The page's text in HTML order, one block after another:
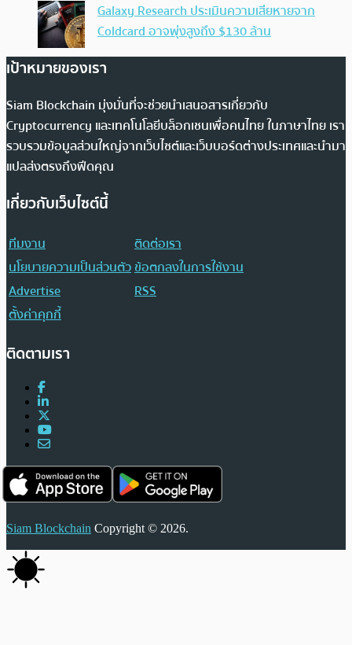
Galaxy Research ประเมินความเสียหายจาก
Coldcard อาจพุ่งสูงถึง $130 ล้าน
เป้าหมายของเรา
Siam Blockchain มุ่งมั่นที่จะช่วยนำเสนอสารเกี่ยวกับ
Cryptocurrency และเทคโนโลยีบล็อกเชนเพื่อคนไทย ในภาษาไทย เรา
รวบรวมข้อมูลส่วนใหญ่จากเว็บไซต์และเว็บบอร์ดต่างประเทศและนำมา
แปลส่งตรงถึงฟีดคุณ
เกี่ยวกับเว็บไซต์นี้
ทีมงาน
ติดต่อเรา
นโยบายความเป็นส่วนตัวข้อตกลงในการใช้งาน
Advertise
RSS
ตั้งค่าคุกกี้
ติดตามเรา
Siam Blockchain Copyright © 2026.